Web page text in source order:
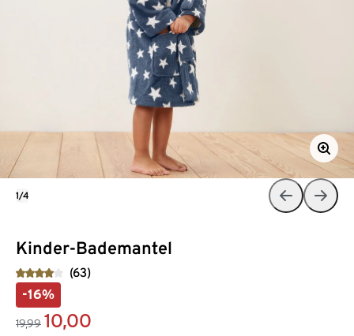
Kinder-Bademantel
(63)
-16%
19,99 10,00
1/4